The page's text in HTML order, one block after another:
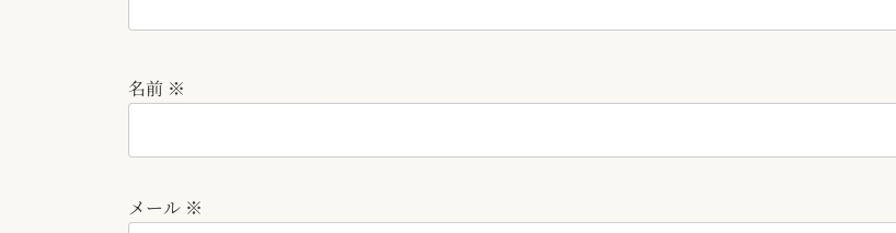
名前 ※
メール ※